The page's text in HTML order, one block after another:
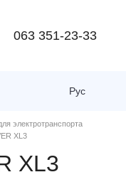
063 351-23-33
Рус
электротранспорта
XL3
XL3